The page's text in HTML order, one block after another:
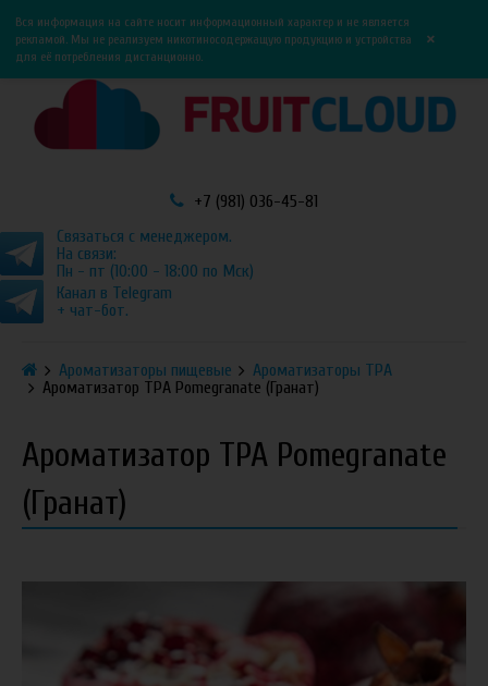
0
Вся информация на сайте носит информационный характер и не является
рекламой. Мы не реализуем никотиносодержащую продукцию и устройства
для её потребления дистанционно.
×
+7 (981) 036-45-81
Связаться с менеджером.
На связи:
Пн - пт (10:00 - 18:00 по Мск)
Канал в Telegram
+ чат-бот.
Ароматизаторы пищевые
Ароматизаторы TPA
Ароматизатор TPA Pomegranate (Гранат)
Ароматизатор TPA Pomegranate
(Гранат)